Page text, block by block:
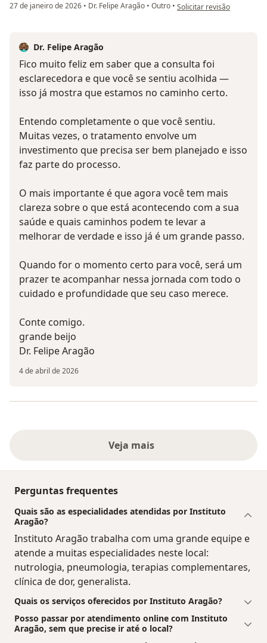
27 de janeiro de 2026 • Dr. Felipe Aragão • Outro • na opinião do utilizador
Solicitar revisão
Dr. Felipe Aragão
Fico muito feliz em saber que a consulta foi
esclarecedora e que você se sentiu acolhida —
isso já mostra que estamos no caminho certo.
Entendo completamente o que você sentiu.
Muitas vezes, o tratamento envolve um
investimento que precisa ser bem planejado e isso
faz parte do processo.
O mais importante é que agora você tem mais
clareza sobre o que está acontecendo com a sua
saúde e quais caminhos podem te levar a
melhorar de verdade e isso já é um grande passo.
Quando for o momento certo para você, será um
prazer te acompanhar nessa jornada com todo o
cuidado e profundidade que seu caso merece.
Conte comigo.
grande beijo
Dr. Felipe Aragão
4 de abril de 2026
Veja mais
Perguntas frequentes
Quais são as especialidades atendidas por Instituto
Aragão?
Instituto Aragão trabalha com uma grande equipe e
atende a muitas especialidades neste local:
nutrologia, pneumologia, terapias complementares,
clínica de dor, generalista.
Quais os serviços oferecidos por Instituto Aragão?
Posso passar por atendimento online com Instituto
Aragão, sem que precise ir até o local?